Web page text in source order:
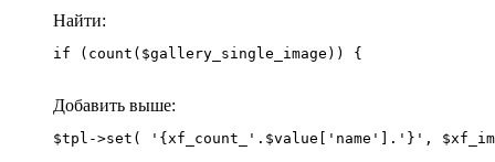
Найти:
if (count($gallery_single_image)) {
Добавить выше: